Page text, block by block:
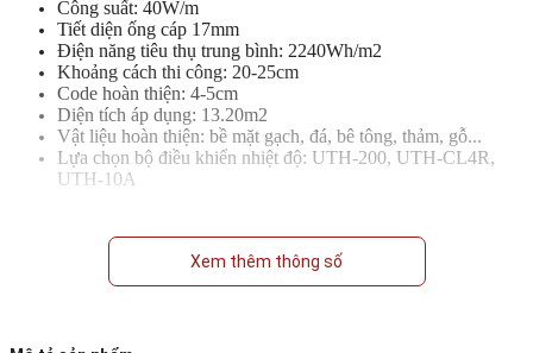
Công suất: 40W/m
Tiết diện ống cáp 17mm
Điện năng tiêu thụ trung bình: 2240Wh/m2
Khoảng cách thi công: 20-25cm
Code hoàn thiện: 4-5cm
Diện tích áp dụng: 13.20m2
Vật liệu hoàn thiện: bề mặt gạch, đá, bê tông, thảm, gỗ...
Lựa chọn bộ điều khiển nhiệt độ: UTH-200, UTH-CL4R,
UTH-10A
Xem thêm thông số